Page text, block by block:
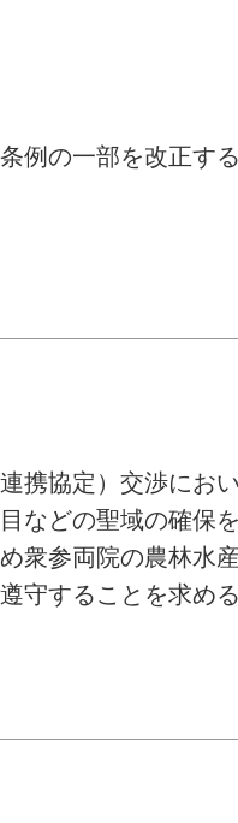
例の一部を改正す
携協定）交渉にお
などの聖域の確保
衆参両院の農林水
守することを求め